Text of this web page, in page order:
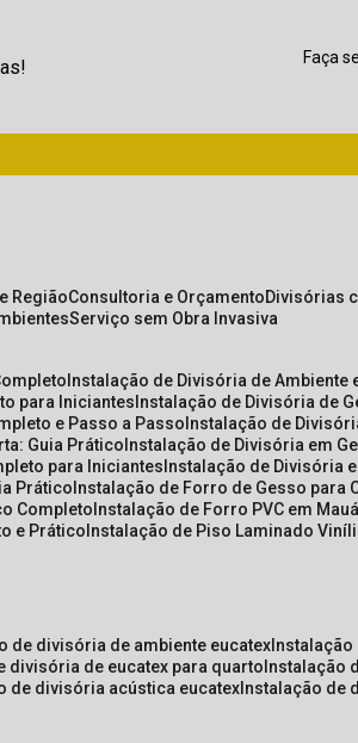
Faça
Região Consultoria e Orçamento Divisórias
Serviço sem Obra Invasiva
Instalação de Divisória de Ambiente
para Iniciantes Instalação de Divisória de
e Passo a Passo Instalação de
Guia Prático Instalação de Divisória em
para Iniciantes Instalação de Divisória
Prático Instalação de Forro de Gesso para
Completo Instalação de Forro PVC em
e Prático Instalação de Piso Laminado
de divisória de ambiente eucatex
divisória de eucatex para quarto instalação
de divisória acústica eucatex instalação de